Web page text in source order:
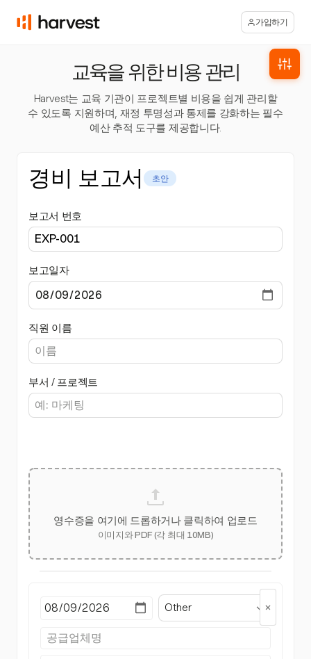
가입하기
교육을 위한 비용 관리
Harvest는 교육 기관이 프로젝트별 비용을 쉽게 관리할
수 있도록 지원하며, 재정 투명성과 통제를 강화하는 필수
예산 추적 도구를 제공합니다.
경비 보고서 초안
보고서 번호
보고일자
직원 이름
부서 / 프로젝트
영수증을 여기에 드롭하거나 클릭하여 업로드
이미지와 PDF (각 최대 10MB)
Other